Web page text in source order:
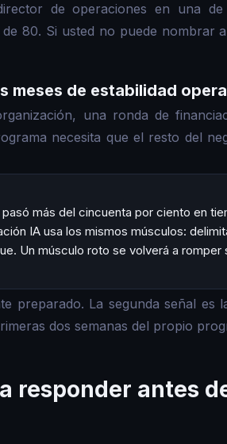
de operaciones en una
80. Si usted no puede nombrar
meses de estabilidad
una ronda de
necesita que el resto del
más del cincuenta por ciento en
IA usa los mismos músculos:
Un músculo roto se volverá a romper
preparado. La segunda señal es
dos semanas del propio
responder antes